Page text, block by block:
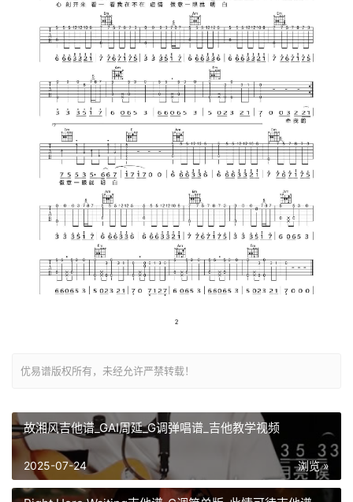
优易谱版权所有，未经允许严禁转载！
故湘风吉他谱_GAI周延_G调弹唱谱_吉他教学视频
浏览 »
2025-07-24